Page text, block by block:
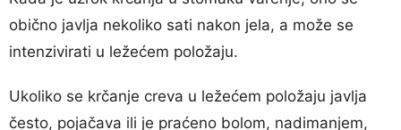
obično javlja nekoliko sati nakon jela, a može se
intenzivirati u ležećem položaju.
Ukoliko se krčanje creva u ležećem položaju javlja
često, pojačava ili je praćeno bolom, nadimanjem,